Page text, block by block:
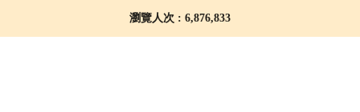
瀏覽人次 : 6,876,833